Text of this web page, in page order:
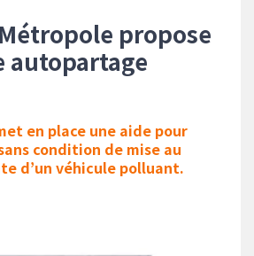
propose
autopartage
en place une aide pour
condition de mise au
d’un véhicule polluant.